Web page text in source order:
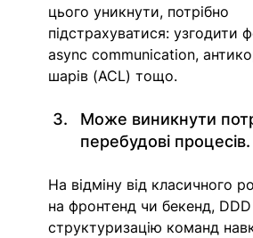
цього уникнути, потрібно
підстрахуватися: узгодити
async communication,
шарів (ACL) тощо.
Може виникнути
перебудові процесів.
На відміну від класичного
на фронтенд чи бекенд,
структуризацію команд